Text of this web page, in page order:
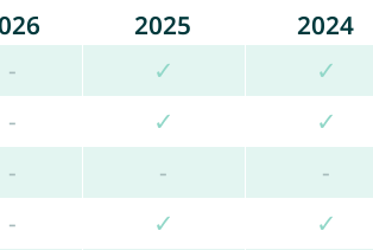
2025 2024
- ✓ ✓
- ✓ ✓
- - -
- ✓ ✓